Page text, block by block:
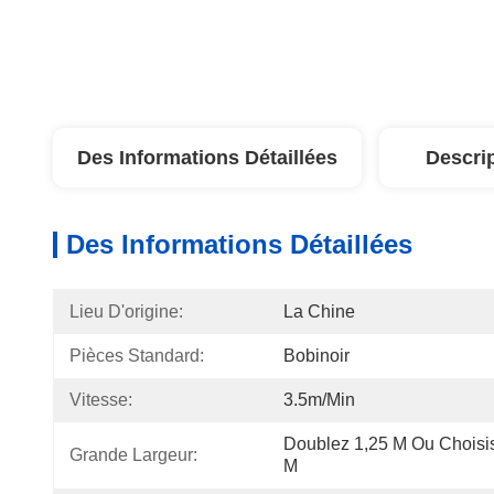
Des Informations Détaillées
Des Informations Détaillées
Lieu D'origine: La Chine
Pièces Standard: Bobinoir
Vitesse: 3.5m/min
Grande Largeur:
Doublez 1,25 M Ou
M